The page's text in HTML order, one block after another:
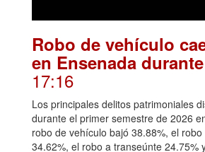
Robo de vehículo
en Ensenada
17:16
Los principales delitos patrimoniales
durante el primer semestre de 2026
robo de vehículo bajó 38.88%, el
34.62%, el robo a transeúnte 24.75%